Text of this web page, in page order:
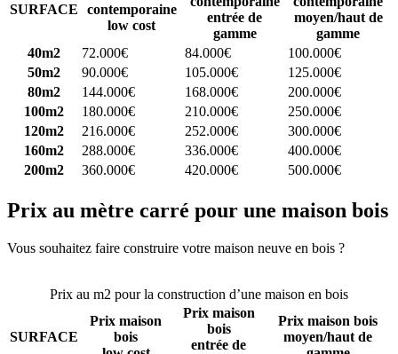
SURFACE
contemporaine
low cost
entrée de
gamme
moyen/haut de
gamme
40m2
72.000€ 84.000€
100.000€
50m2
90.000€ 105.000€
125.000€
80m2
144.000€ 168.000€
200.000€
100m2
180.000€ 210.000€
250.000€
120m2
216.000€ 252.000€
300.000€
160m2
288.000€ 336.000€
400.000€
200m2
360.000€ 420.000€ 500.000€
Prix au mètre carré pour une maison bois
Vous souhaitez faire construire votre maison neuve en bois ?
Prix au m2 pour la construction d’une maison en bois
SURFACE
Prix maison
bois
Prix maison
bois
entrée de
Prix maison bois
moyen/haut de